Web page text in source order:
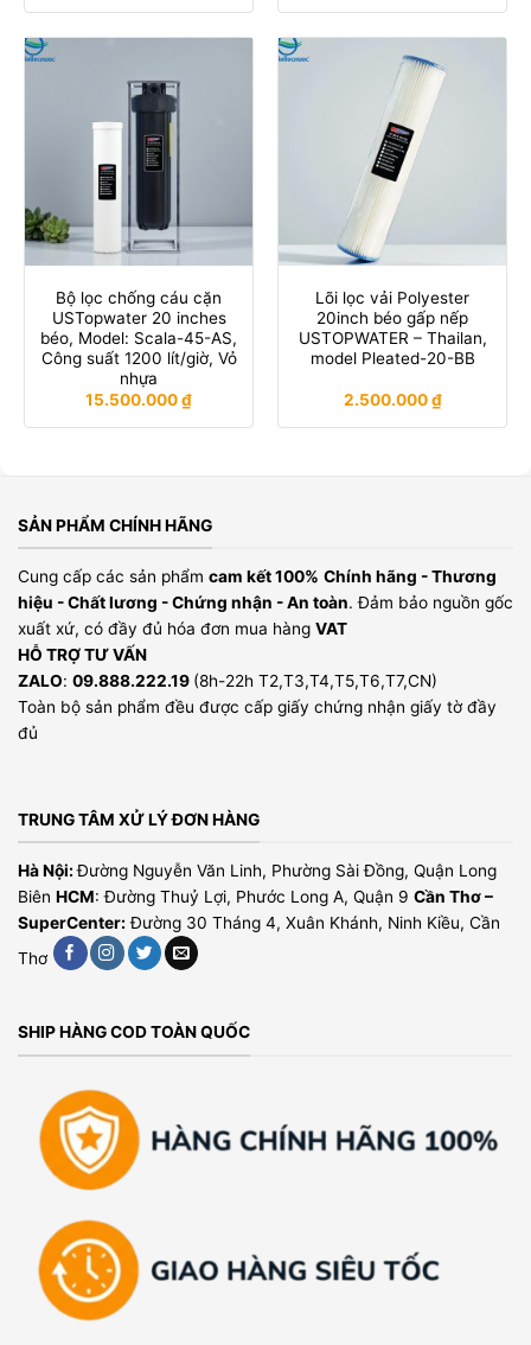
Bộ lọc chống cáu cặn
USTopwater 20 inches
béo, Model: Scala-45-AS,
Công suất 1200 lít/giờ, Vỏ
nhựa
15.500.000₫
Lõi lọc vải Polyester
20inch béo gấp nếp
USTOPWATER – Thailan,
model Pleated-20-BB
2.500.000₫
SẢN PHẨM CHÍNH HÃNG
Cung cấp các sản phẩm cam kết 100% Chính hãng - Thương
hiệu - Chất lương - Chứng nhận - An toàn. Đảm bảo nguồn gốc
xuất xứ, có đầy đủ hóa đơn mua hàng VAT
HỖ TRỢ TƯ VẤN
ZALO: 09.888.222.19 (8h-22h T2,T3,T4,T5,T6,T7,CN)
Toàn bộ sản phẩm đều được cấp giấy chứng nhận giấy tờ đầy
đủ
TRUNG TÂM XỬ LÝ ĐƠN HÀNG
Hà Nội:Đường Nguyễn Văn Linh, Phường Sài Đồng, Quận Long
Biên HCM: Đường Thuỷ Lợi, Phước Long A, Quận 9 Cần Thơ –
SuperCenter: Đường 30 Tháng 4, Xuân Khánh, Ninh Kiều, Cần
Thơ
SHIP HÀNG COD TOÀN QUỐC